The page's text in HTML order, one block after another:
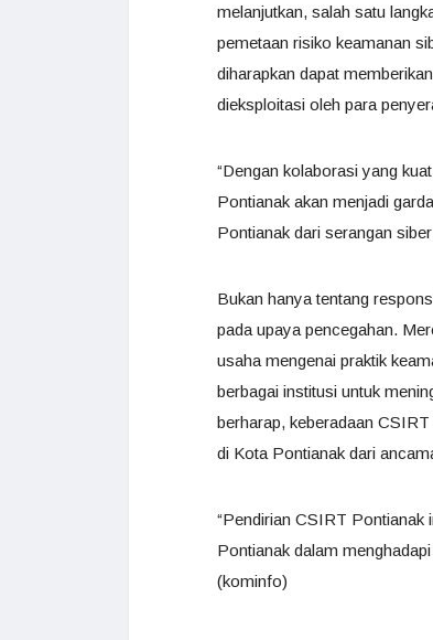
melanjutkan, salah satu
pemetaan risiko keamanan
diharapkan dapat
dieksploitasi oleh para
“Dengan kolaborasi yang
Pontianak akan menjadi
Pontianak dari serangan
Bukan hanya tentang
pada upaya pencegahan.
usaha mengenai praktik
berbagai institusi untuk
berharap, keberadaan
di Kota Pontianak dari
“Pendirian CSIRT Pontianak
Pontianak dalam
(kominfo)